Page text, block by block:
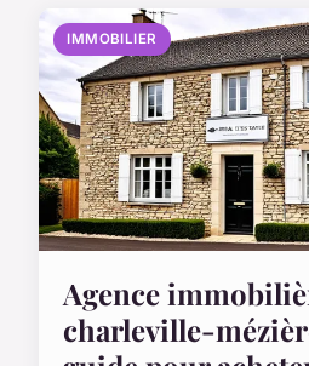
IMMOBILIER
Agence
charleville-